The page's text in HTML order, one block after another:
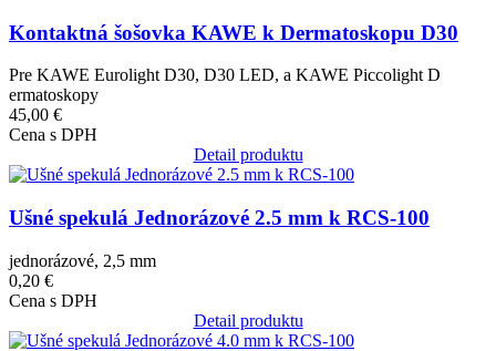
Kontaktná šošovka KAWE k Dermatoskopu D30
Pre KAWE Eurolight D30, D30 LED, a KAWE Piccolight D
ermatoskopy
45,00 €
Cena s DPH
Detail produktu
Obrázok
Ušné spekulá Jednorázové 2.5 mm k RCS-100
jednorázové, 2,5 mm
0,20 €
Cena s DPH
Detail produktu
Obrázok